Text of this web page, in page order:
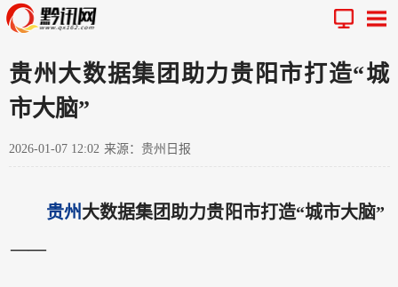
贵州大数据集团助力贵阳市打造“城
市大脑”
2026-01-07 12:02 来源：贵州日报
贵州大数据集团助力贵阳市打造“城市大脑”
——